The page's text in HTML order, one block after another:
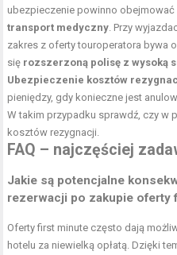
ubezpieczenie powinno obejmować
transport medyczny . Przy
zakres z oferty touroperatora bywa
się rozszerzoną polisę z wysoką
Ubezpieczenie kosztów
pieniędzy, gdy konieczne jest
W takim przypadku sprawdź, czy w
kosztów rezygnacji.
FAQ – najczęściej
Jakie są potencjalne
rezerwacji po zakupie oferty
Oferty first minute często dają
hotelu za niewielką opłatą. Dzięki